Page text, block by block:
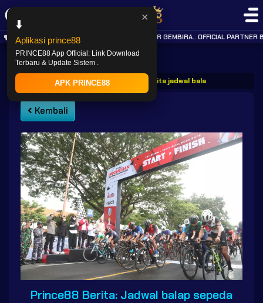
KABAR GEMBIRA.. OFFICIAL PARTNER
Post Prince88 berita jadwal balap sepeda
Kembali
Prince88 Berita: Jadwal balap sepeda
✕
⬇️
Aplikasi prince88
PRINCE88 App Official: Link Download
Terbaru & Update Sistem .
APK PRINCE88